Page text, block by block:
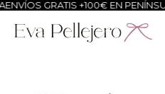
GRATIS +100€ EN PENÍNSULA